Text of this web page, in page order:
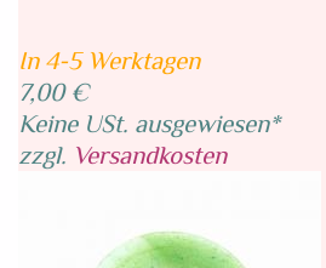
In 4-5 Werktagen
7,00 €
Keine USt. ausgewiesen*
zzgl. Versandkosten